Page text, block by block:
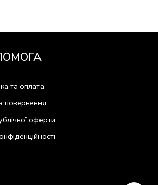
та оплата
повернення
оферти